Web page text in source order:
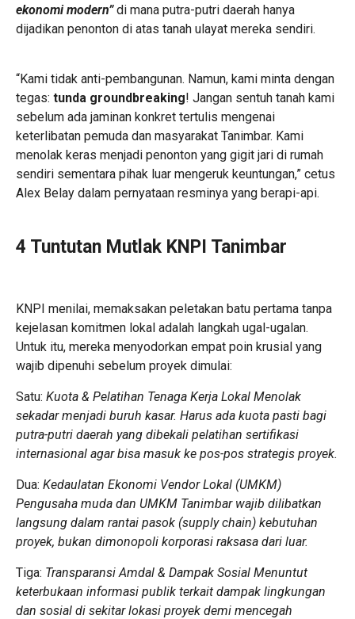
ekonomi modern”di mana putra-putri daerah hanya
dijadikan penonton di atas tanah ulayat mereka sendiri.
“Kami tidak anti-pembangunan. Namun, kami minta dengan
tegas: tunda groundbreaking! Jangan sentuh tanah kami
sebelum ada jaminan konkret tertulis mengenai
keterlibatan pemuda dan masyarakat Tanimbar. Kami
menolak keras menjadi penonton yang gigit jari di rumah
sendiri sementara pihak luar mengeruk keuntungan,” cetus
Alex Belay dalam pernyataan resminya yang berapi-api.
4 Tuntutan Mutlak KNPI Tanimbar
KNPI menilai, memaksakan peletakan batu pertama tanpa
kejelasan komitmen lokal adalah langkah ugal-ugalan.
Untuk itu, mereka menyodorkan empat poin krusial yang
wajib dipenuhi sebelum proyek dimulai:
Satu: Kuota & Pelatihan Tenaga Kerja Lokal Menolak
sekadar menjadi buruh kasar. Harus ada kuota pasti bagi
putra-putri daerah yang dibekali pelatihan sertifikasi
internasional agar bisa masuk ke pos-pos strategis proyek.
Dua: Kedaulatan Ekonomi Vendor Lokal (UMKM)
Pengusaha muda dan UMKM Tanimbar wajib dilibatkan
langsung dalam rantai pasok (supply chain) kebutuhan
proyek, bukan dimonopoli korporasi raksasa dari luar.
Tiga: Transparansi Amdal & Dampak Sosial Menuntut
keterbukaan informasi publik terkait dampak lingkungan
dan sosial di sekitar lokasi proyek demi mencegah